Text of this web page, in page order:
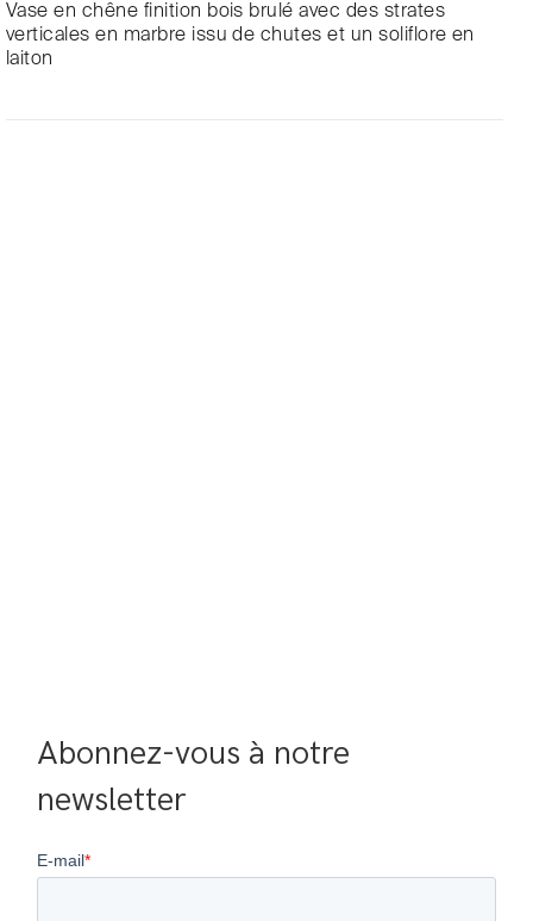
Vase en chêne finition bois brulé avec des strates
verticales en marbre issu de chutes et un soliflore en
laiton
Abonnez-vous à notre
newsletter